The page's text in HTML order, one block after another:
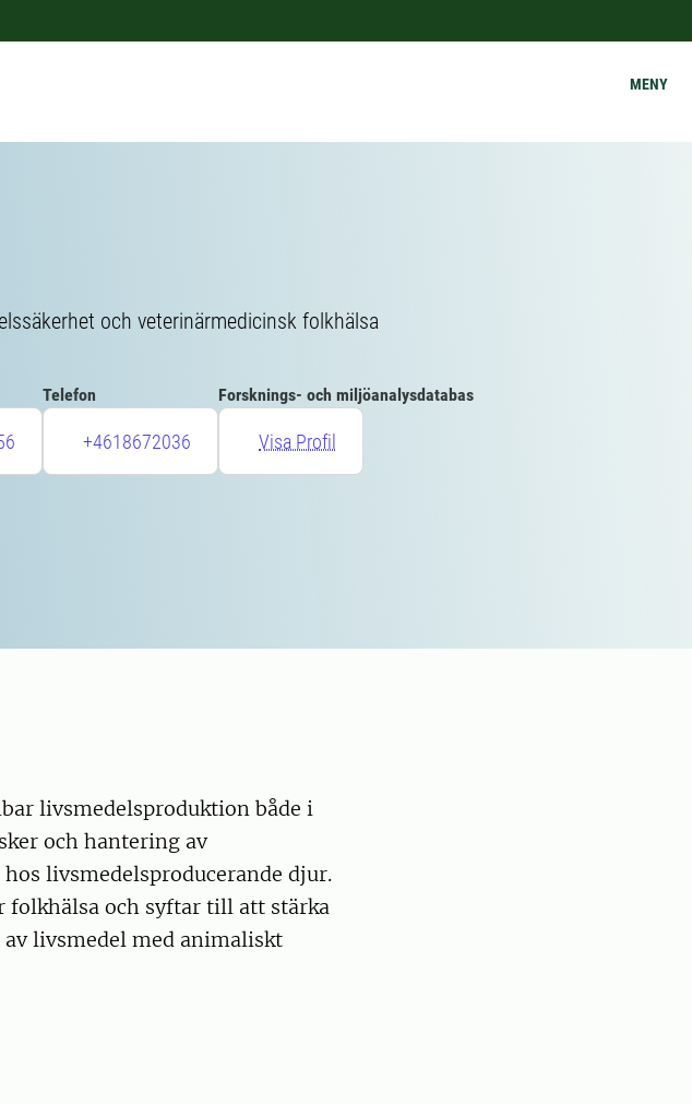
MENY
och veterinärmedicinsk folkhälsa
Telefon
+4618672036
Forsknings- och miljöanalysdatabas
Visa Profil
livsmedelsproduktion både i
och hantering av
livsmedelsproducerande djur.
och syftar till att stärka
livsmedel med animaliskt